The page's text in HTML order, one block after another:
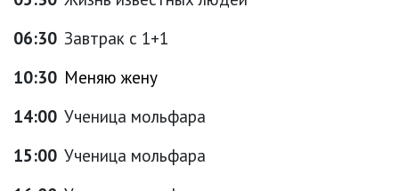
06:30 Завтрак с 1+1
10:30 Меняю жену
14:00 Ученица мольфара
15:00 Ученица мольфара